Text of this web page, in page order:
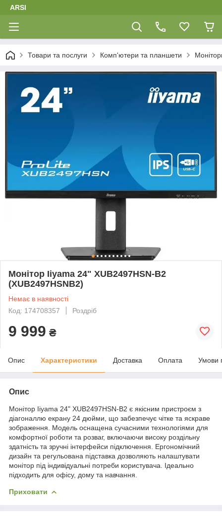
ARSI
Товари та послуги Комп'ютери та планшети
Монітор Iiyama 24" XUB2497HSN-B2
(XUB2497HSNB2)
Немає в наявності
Код: 174708357
Роздріб
9 999 ₴
Опис Характеристики Доставка Оплата Умови
Опис
Монітор Iiyama 24" XUB2497HSN-B2 є якісним пристроєм з
діагоналлю екрану 24 дюйми, що забезпечує чітке та яскраве
зображення. Модель оснащена сучасними технологіями для
комфортної роботи та розваг, включаючи високу роздільну
здатність та зручні інтерфейси підключення. Ергономічний
дизайн та регульована підставка дозволяють налаштувати
монітор під індивідуальні потреби користувача. Ідеально
підходить для офісу, дому та навчання.
Приховати